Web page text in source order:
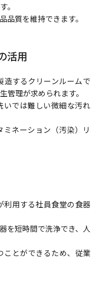
。
品質を維持できます。
活用
するクリーンルームで
管理が求められます。
いでは難しい微細な汚れ
ネーション（汚染）リ
利用する社員食堂の食器
を短時間で洗浄でき、人
ことができるため、従業